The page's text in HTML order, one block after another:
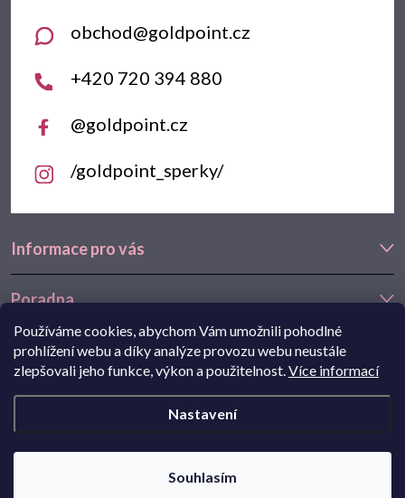
Používáme cookies, abychom Vám umožnili pohodlné
prohlížení webu a díky analýze provozu webu neustále
zlepšovali jeho funkce, výkon a použitelnost.Více informací
Nastavení
Souhlasím
Informace pro vás
Poradna
Často hledáte
obchod@goldpoint.cz
+420 720 394 880
@goldpoint.cz
/goldpoint_sperky/
Navštivte také náš e-shop Goldstore.cz:zlaté náušnice,dětské
náušnice z bílého zlata